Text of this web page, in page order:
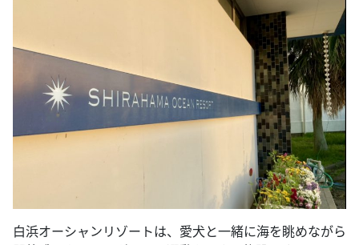
白浜オーシャンリゾートは、愛犬と一緒に海を眺めながら